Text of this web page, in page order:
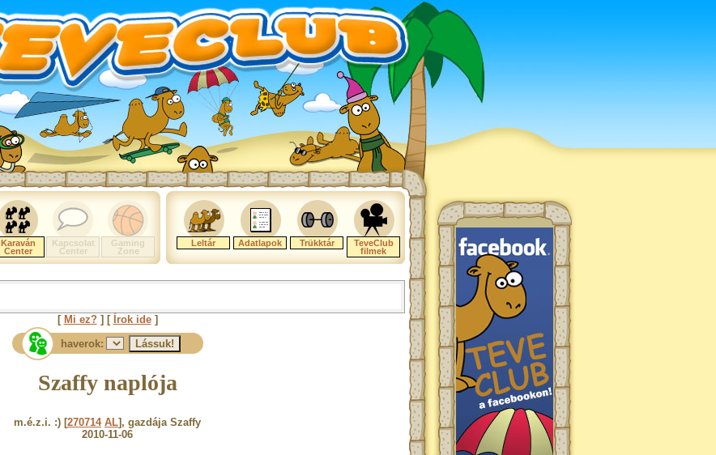
Karaván
Center
Kapcsolat
Center
Gaming
Zone
Leltár Adatlapok Trükktár
TeveClub
filmek
[ Mi ez?] [ Írok ide]
haverok:
Szaffy naplója
m.é.z.i. :) [270714 AL], gazdája Szaffy
2010-11-06